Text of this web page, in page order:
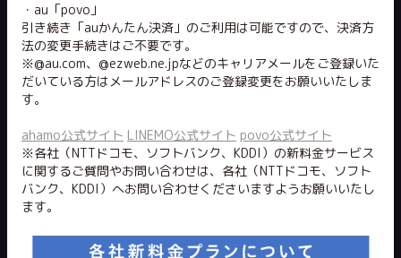
・au「povo」
引き続き「auかんたん決済」のご利用は可能ですので、決済方
法の変更手続きはご不要です。
※@au.com、@ezweb.ne.jpなどのキャリアメールをご登録いた
だいている方はメールアドレスのご登録変更をお願いいたしま
す。
ahamo公式サイト LINEMO公式サイト povo公式サイト
※各社（NTTドコモ、ソフトバンク、KDDI）の新料金サービス
に関するご質問やお問い合わせは、各社（NTTドコモ、ソフト
バンク、KDDI）へお問い合わせくださいますようお願いいたし
ます。